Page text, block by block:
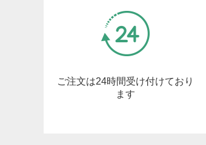
ご注文は24時間受け付けており
ます